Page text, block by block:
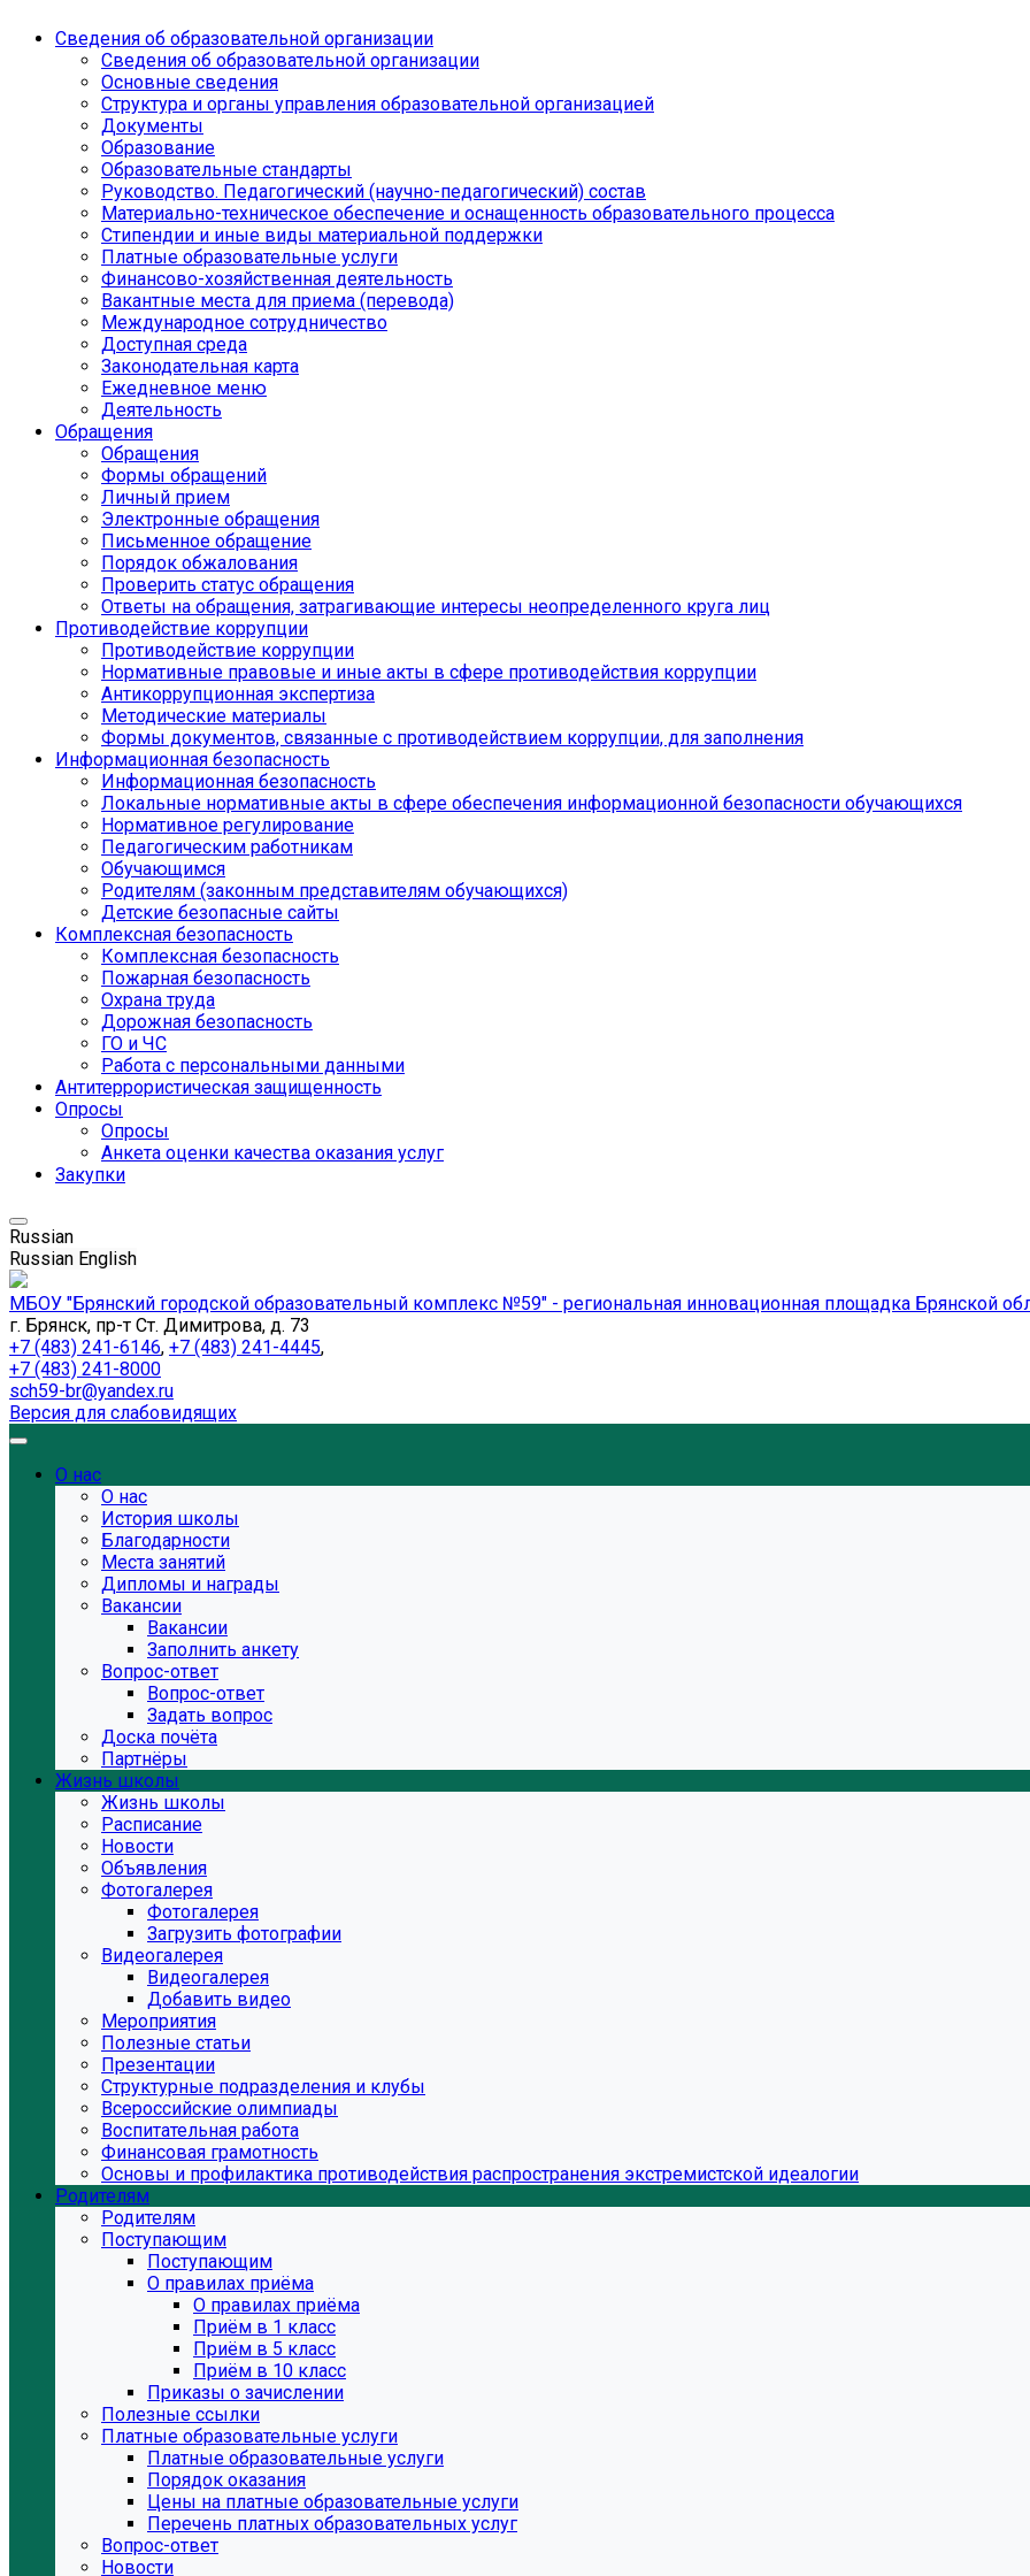
Сведения об образовательной организации
Сведения об образовательной организации
Основные сведения
Структура и органы управления образовательной организацией
Документы
Образование
Образовательные стандарты
Руководство. Педагогический (научно-педагогический) состав
Материально-техническое обеспечение и оснащенность образовательного процесса
Стипендии и иные виды материальной поддержки
Платные образовательные услуги
Финансово-хозяйственная деятельность
Вакантные места для приема (перевода)
Международное сотрудничество
Доступная среда
Законодательная карта
Ежедневное меню
Деятельность
Обращения
Обращения
Формы обращений
Личный прием
Электронные обращения
Письменное обращение
Порядок обжалования
Проверить статус обращения
Ответы на обращения, затрагивающие интересы неопределенного круга лиц
Противодействие коррупции
Противодействие коррупции
Нормативные правовые и иные акты в сфере противодействия коррупции
Антикоррупционная экспертиза
Методические материалы
Формы документов, связанные с противодействием коррупции, для заполнения
Информационная безопасность
Информационная безопасность
Локальные нормативные акты в сфере обеспечения информационной безопасности обучающихся
Нормативное регулирование
Педагогическим работникам
Обучающимся
Родителям (законным представителям обучающихся)
Детские безопасные сайты
Комплексная безопасность
Комплексная безопасность
Пожарная безопасность
Охрана труда
Дорожная безопасность
ГО и ЧС
Работа с персональными данными
Антитеррористическая защищенность
Опросы
Опросы
Анкета оценки качества оказания услуг
Закупки
Russian
Russian English
МБОУ "Брянский городской образовательный комплекс №59" - региональная инновационная площадка Брянской
г. Брянск, пр-т Ст. Димитрова, д. 73
+7 (483) 241-6146, +7 (483) 241-4445,
+7 (483) 241-8000
sch59-br@yandex.ru
Версия для слабовидящих
О нас
О нас
История школы
Благодарности
Места занятий
Дипломы и награды
Вакансии
Вакансии
Заполнить анкету
Вопрос-ответ
Вопрос-ответ
Задать вопрос
Доска почёта
Партнёры
Жизнь школы
Жизнь школы
Расписание
Новости
Объявления
Фотогалерея
Фотогалерея
Загрузить фотографии
Видеогалерея
Видеогалерея
Добавить видео
Мероприятия
Полезные статьи
Презентации
Структурные подразделения и клубы
Всероссийские олимпиады
Воспитательная работа
Финансовая грамотность
Основы и профилактика противодействия распространения экстремистской идеалогии
Родителям
Родителям
Поступающим
Поступающим
О правилах приёма
О правилах приёма
Приём в 1 класс
Приём в 5 класс
Приём в 10 класс
Приказы о зачислении
Полезные ссылки
Платные образовательные услуги
Платные образовательные услуги
Порядок оказания
Цены на платные образовательные услуги
Перечень платных образовательных услуг
Вопрос-ответ
Новости